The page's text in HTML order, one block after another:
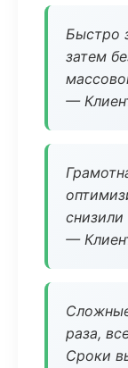
Быстро
затем
—
снизили
—
раза,
Сроки